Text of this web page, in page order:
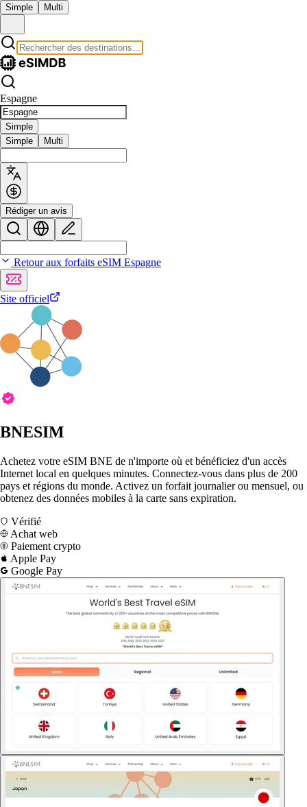
Simple Multi
Espagne
Simple
Simple
Multi
Rédiger un avis
Retour aux forfaits eSIM Espagne
Site officiel
BNESIM
Achetez votre eSIM BNE de n'importe où et bénéficiez d'un accès
Internet local en quelques minutes. Connectez-vous dans plus de 200
pays et régions du monde. Activez un forfait journalier ou mensuel, ou
obtenez des données mobiles à la carte sans expiration.
Vérifié
Achat web
Paiement crypto
Apple Pay
Google Pay